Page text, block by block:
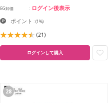
EG卸価 ログイン後表示
ポイント :(1%)
(21)
ログインして購入
28